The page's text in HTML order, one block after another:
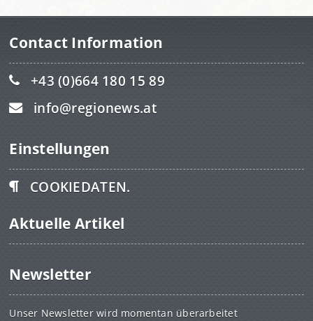
Contact Information
+43 (0)664 180 15 89
info@regionews.at
Einstellungen
COOKIEDATEN.
Aktuelle Artikel
Newsletter
Unser Newsletter wird momentan überarbeitet